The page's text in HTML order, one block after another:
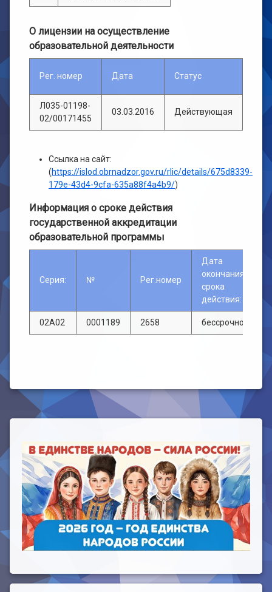
О лицензии на осуществление
образовательной деятельности
Рег. номер Дата Статус
Л035-01198-
02/00171455
03.03.2016 Действующая
Ссылка на сайт:
(https://islod.obrnadzor.gov.ru/rlic/details/675d8339-
179e-43d4-9cfa-635a88f4a4b9/)
Информация о сроке действия
государственной аккредитации
образовательной программы
Серия: № Рег.номер
Дата
окончания
срока
действия:
02А02 0001189 2658 бессрочно